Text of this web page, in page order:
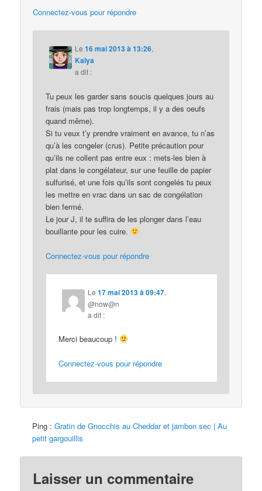
Connectez-vous pour répondre
Le16 mai 2013 à 13:26,
Kalya
a dit :
Tu peux les garder sans soucis quelques jours au
frais (mais pas trop longtemps, il y a des oeufs
quand même).
Si tu veux t’y prendre vraiment en avance, tu n’as
qu’à les congeler (crus). Petite précaution pour
qu’ils ne collent pas entre eux : mets-les bien à
plat dans le congélateur, sur une feuille de papier
sulfurisé, et une fois qu’ils sont congelés tu peux
les mettre en vrac dans un sac de congélation
bien fermé.
Le jour J, il te suffira de les plonger dans l’eau
bouillante pour les cuire.
Connectez-vous pour répondre
Le17 mai 2013 à 09:47,
@now@n
a dit :
Merci beaucoup !
Connectez-vous pour répondre
Ping :Gratin de Gnocchis au Cheddar et jambon sec | Au
petit gargouillis
Laisser un commentaire